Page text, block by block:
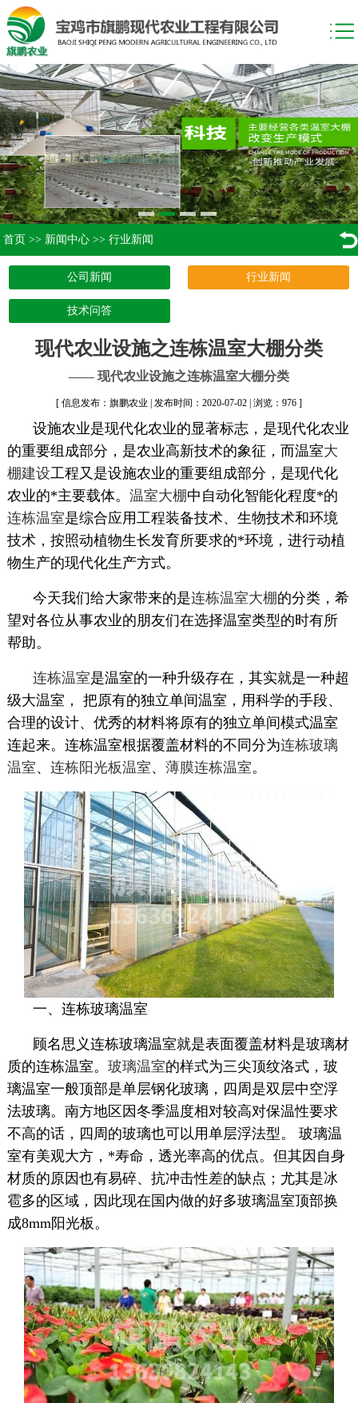
首页 >> 新闻中心 >> 行业新闻
公司新闻 行业新闻
技术问答
现代农业设施之连栋温室大棚分类
—— 现代农业设施之连栋温室大棚分类
[ 信息发布：旗鹏农业 | 发布时间：2020-07-02 | 浏览：976 ]
设施农业是现代化农业的显著标志，是现代化农业
的重要组成部分，是农业高新技术的象征，而温室大
棚建设工程又是设施农业的重要组成部分，是现代化
农业的*主要载体。 温室大棚中自动化智能化程度*的
连栋温室是综合应用工程装备技术、生物技术和环境
技术，按照动植物生长发育所要求的*环境，进行动植
物生产的现代化生产方式。
今天我们给大家带来的是连栋温室大棚的分类，希
望对各位从事农业的朋友们在选择温室类型的时有所
帮助。
连栋温室是温室的一种升级存在，其实就是一种超
级大温室， 把原有的独立单间温室，用科学的手段、
合理的设计、优秀的材料将原有的独立单间模式温室
连起来。连栋温室根据覆盖材料的不同分为连栋玻璃
温室、 连栋阳光板温室、 薄膜连栋温室。
一、连栋玻璃温室
顾名思义连栋玻璃温室就是表面覆盖材料是玻璃材
质的连栋温室。 玻璃温室的样式为三尖顶纹洛式，玻
璃温室一般顶部是单层钢化玻璃，四周是双层中空浮
法玻璃。南方地区因冬季温度相对较高对保温性要求
不高的话，四周的玻璃也可以用单层浮法型。 玻璃温
室有美观大方，*寿命，透光率高的优点。但其因自身
材质的原因也有易碎、抗冲击性差的缺点；尤其是冰
雹多的区域，因此现在国内做的好多玻璃温室顶部换
成8mm阳光板。